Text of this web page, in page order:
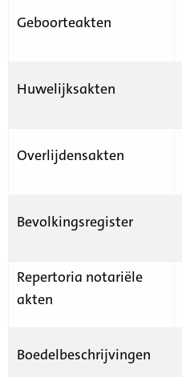
Geboorteakten
Huwelijksakten
Overlijdensakten
Bevolkingsregister
Repertoria notariële
akten
Boedelbeschrijvingen